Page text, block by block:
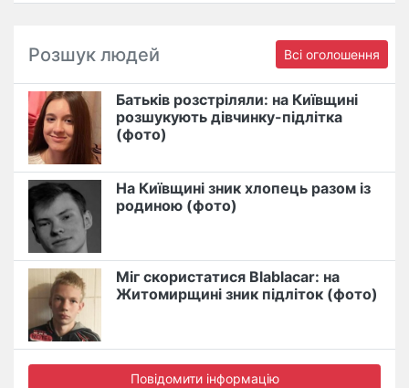
Розшук людей Всі оголошення
Батьків розстріляли: на Київщині
розшукують дівчинку-підлітка
(фото)
На Київщині зник хлопець разом із
родиною (фото)
Міг скористатися Blablacar: на
Житомирщині зник підліток (фото)
Повідомити інформацію